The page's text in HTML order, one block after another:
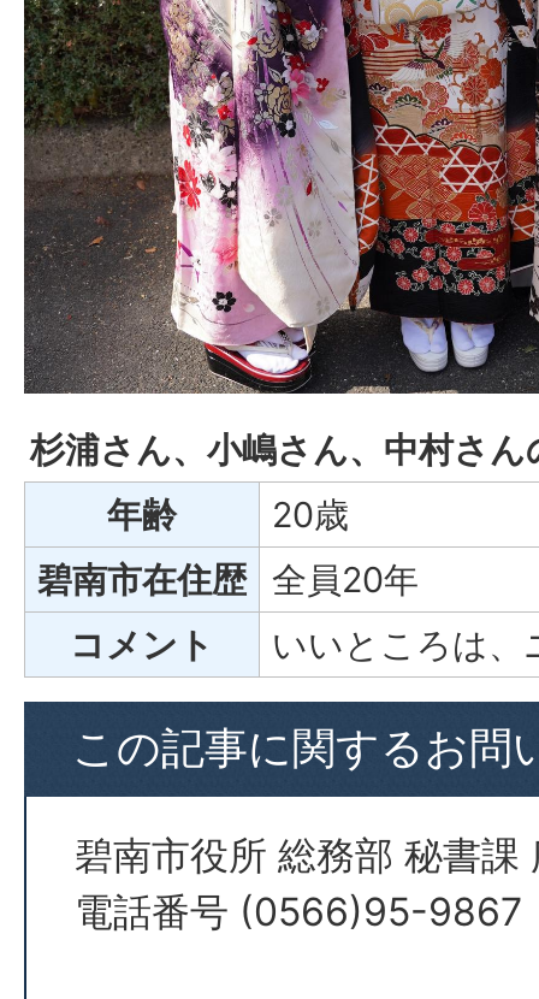
杉浦さん、小嶋さん、中村さ
年齢
20歳
碧南市在住歴 全員20年
コメント
いいところは、
この記事に関するお問
碧南市役所 総務部 秘書課
電話番号 (0566)95-9867